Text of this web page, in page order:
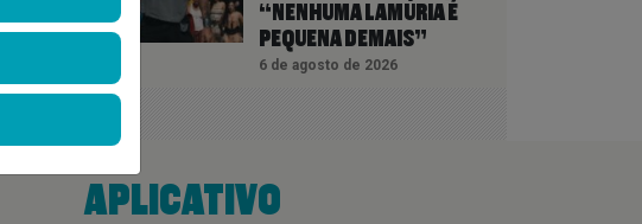
“NENHUMA LAMÚRIA É
PEQUENA DEMAIS”
6 de agosto de 2026
APLICATIVO